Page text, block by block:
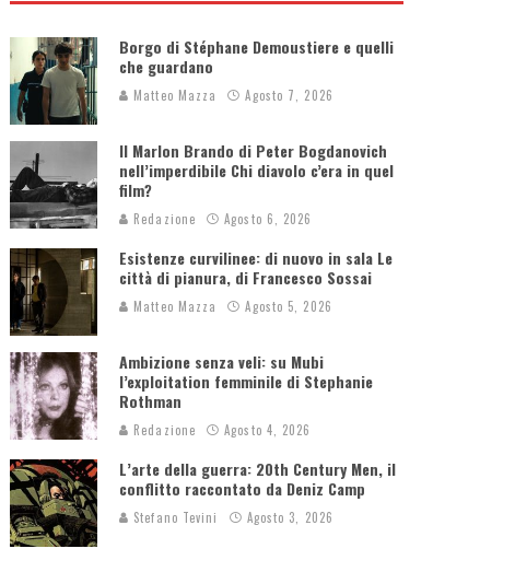
Borgo di Stéphane Demoustiere e quelli
che guardano
Matteo Mazza Agosto 7, 2026
Il Marlon Brando di Peter Bogdanovich
nell’imperdibile Chi diavolo c’era in quel
film?
Redazione Agosto 6, 2026
Esistenze curvilinee: di nuovo in sala Le
città di pianura, di Francesco Sossai
Matteo Mazza Agosto 5, 2026
Ambizione senza veli: su Mubi
l’exploitation femminile di Stephanie
Rothman
Redazione Agosto 4, 2026
L’arte della guerra: 20th Century Men, il
conflitto raccontato da Deniz Camp
Stefano Tevini Agosto 3, 2026